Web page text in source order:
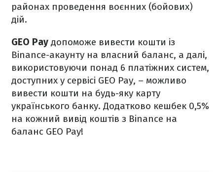
районах проведення воєнних (бойових)
дій.
GEO Pay допоможе вивести кошти із
Binance-акаунту на власний баланс, а далі,
використовуючи понад 6 платіжних систем,
доступних у сервісі GEO Pay, – можливо
вивести кошти на будь-яку карту
українського банку. Додатково кешбек 0,5%
на кожний вивід коштів з Binance на
баланс GEO Pay!